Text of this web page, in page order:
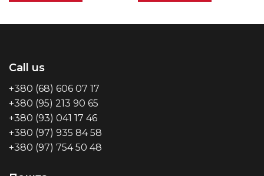
Call us
+380 (68) 606 07 17
+380 (95) 213 90 65
+380 (93) 041 17 46
+380 (97) 935 84 58
+380 (97) 754 50 48